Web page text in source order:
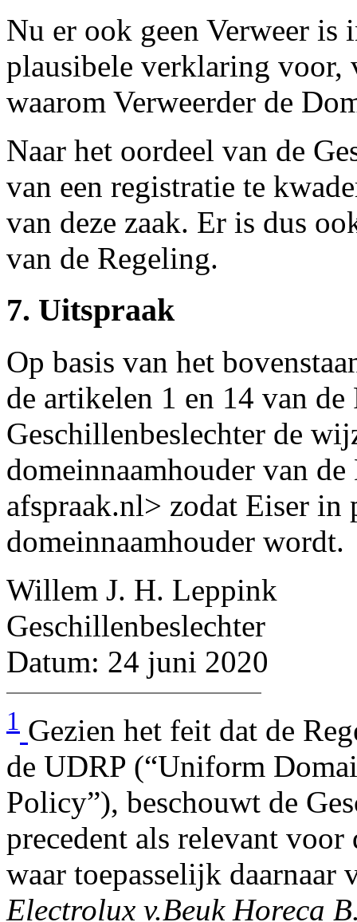
Nu er ook geen Verweer is
plausibele verklaring voor,
waarom Verweerder de
Naar het oordeel van de
van een registratie te
van deze zaak. Er is dus
van de Regeling.
7. Uitspraak
Op basis van het
de artikelen 1 en 14 van
Geschillenbeslechter de
domeinnaamhouder van
afspraak.nl> zodat Eiser in
domeinnaamhouder wordt.
Willem J. H. Leppink
Geschillenbeslechter
Datum: 24 juni 2020
1 Gezien het feit dat de
de UDRP (“Uniform
Policy”), beschouwt de
precedent als relevant
waar toepasselijk
Electrolux v.Beuk Horeca